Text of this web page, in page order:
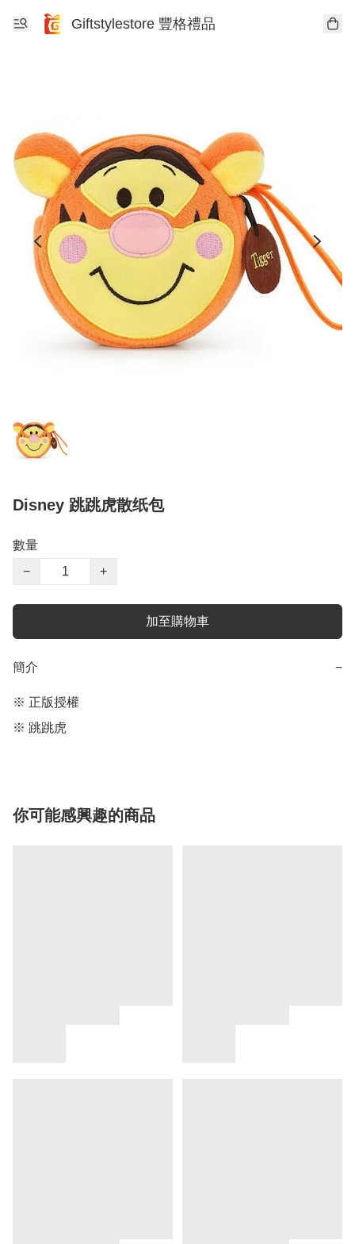
Giftstylestore 豐格禮品
Disney 跳跳虎散纸包
數量
−
+
加至購物車
簡介 −
※ 正版授權
※ 跳跳虎
你可能感興趣的商品